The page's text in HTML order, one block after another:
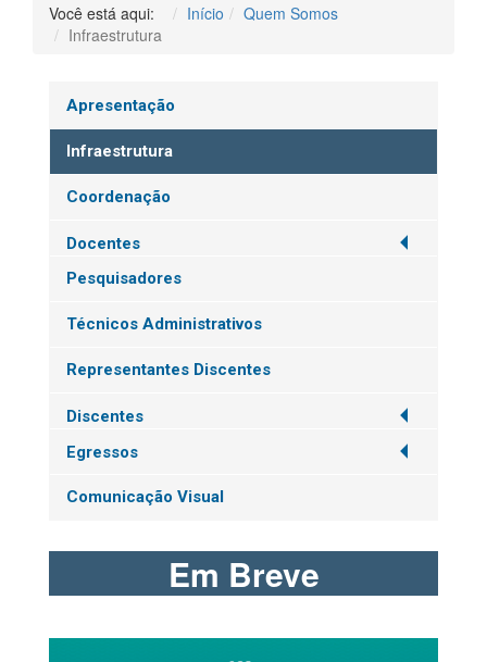
Você está aqui: Início
Quem Somos
Infraestrutura
Apresentação
Infraestrutura
Coordenação
Docentes
Pesquisadores
Técnicos Administrativos
Representantes Discentes
Discentes
Egressos
Comunicação Visual
Em Breve